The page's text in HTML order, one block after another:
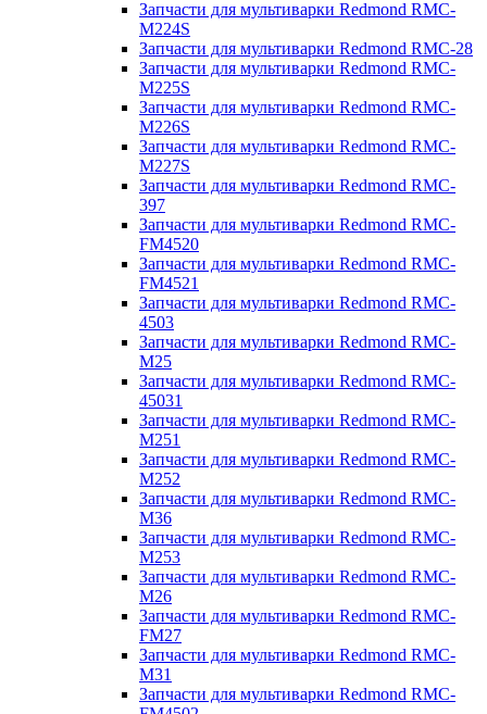
Запчасти для мультиварки Redmond RMC-
M224S
Запчасти для мультиварки Redmond RMC-28
Запчасти для мультиварки Redmond RMC-
M225S
Запчасти для мультиварки Redmond RMC-
M226S
Запчасти для мультиварки Redmond RMC-
M227S
Запчасти для мультиварки Redmond RMC-
397
Запчасти для мультиварки Redmond RMC-
FM4520
Запчасти для мультиварки Redmond RMC-
FM4521
Запчасти для мультиварки Redmond RMC-
4503
Запчасти для мультиварки Redmond RMC-
M25
Запчасти для мультиварки Redmond RMC-
45031
Запчасти для мультиварки Redmond RMC-
M251
Запчасти для мультиварки Redmond RMC-
M252
Запчасти для мультиварки Redmond RMC-
M36
Запчасти для мультиварки Redmond RMC-
M253
Запчасти для мультиварки Redmond RMC-
M26
Запчасти для мультиварки Redmond RMC-
FM27
Запчасти для мультиварки Redmond RMC-
M31
Запчасти для мультиварки Redmond RMC-